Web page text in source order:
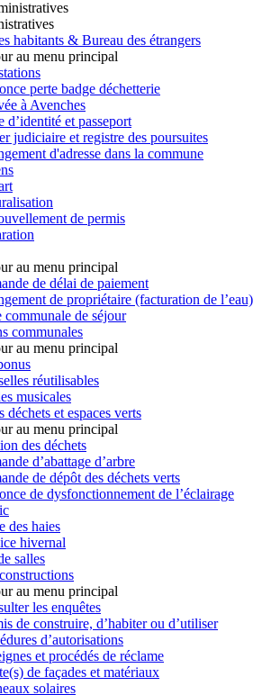
habitants & Bureau des étrangers
au menu principal
perte badge déchetterie
à Avenches
d’identité et passeport
judiciaire et registre des poursuites
d'adresse dans la commune
de permis
au menu principal
de délai de paiement
de propriétaire (facturation de l’eau)
communale de séjour
communales
au menu principal
réutilisables
musicales
déchets et espaces verts
au menu principal
des déchets
d’abattage d’arbre
de dépôt des déchets verts
de dysfonctionnement de l’éclairage
des haies
hivernal
salles
au menu principal
les enquêtes
de construire, d’habiter ou d’utiliser
d’autorisations
et procédés de réclame
de façades et matériaux
solaires